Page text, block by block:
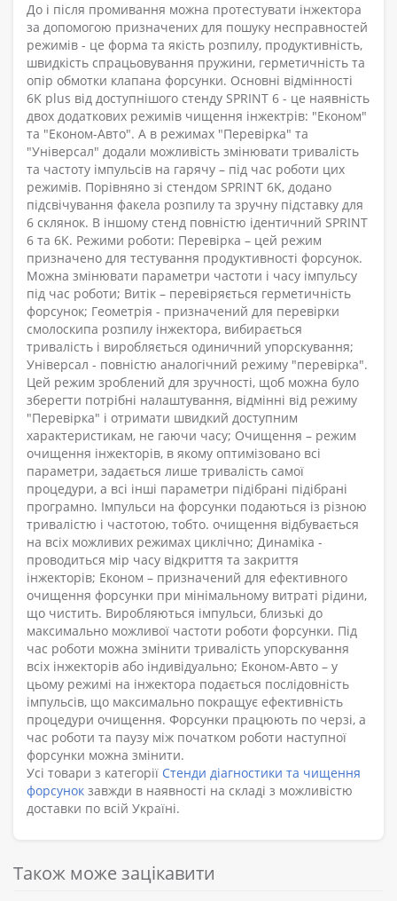
До і після промивання можна протестувати інжектора
за допомогою призначених для пошуку несправностей
режимів - це форма та якість розпилу, продуктивність,
швидкість спрацьовування пружини, герметичність та
опір обмотки клапана форсунки. Основні відмінності
6K plus від доступнішого стенду SPRINT 6 - це наявність
двох додаткових режимів чищення інжектрів: "Економ"
та "Економ-Авто". А в режимах "Перевірка" та
"Універсал" додали можливість змінювати тривалість
та частоту імпульсів на гарячу – під час роботи цих
режимів. Порівняно зі стендом SPRINT 6K, додано
підсвічування факела розпилу та зручну підставку для
6 склянок. В іншому стенд повністю ідентичний SPRINT
6 та 6K. Режими роботи: Перевірка – цей режим
призначено для тестування продуктивності форсунок.
Можна змінювати параметри частоти і часу імпульсу
під час роботи; Витік – перевіряється герметичність
форсунок; Геометрія - призначений для перевірки
смолоскипа розпилу інжектора, вибирається
тривалість і виробляється одиничний упорскування;
Універсал - повністю аналогічний режиму "перевірка".
Цей режим зроблений для зручності, щоб можна було
зберегти потрібні налаштування, відмінні від режиму
"Перевірка" і отримати швидкий доступним
характеристикам, не гаючи часу; Очищення – режим
очищення інжекторів, в якому оптимізовано всі
параметри, задається лише тривалість самої
процедури, а всі інші параметри підібрані підібрані
програмно. Імпульси на форсунки подаються із різною
тривалістю і частотою, тобто. очищення відбувається
на всіх можливих режимах циклічно; Динаміка -
проводиться мір часу відкриття та закриття
інжекторів; Економ – призначений для ефективного
очищення форсунки при мінімальному витраті рідини,
що чистить. Виробляються імпульси, близькі до
максимально можливої частоти роботи форсунки. Під
час роботи можна змінити тривалість упорскування
всіх інжекторів або індивідуально; Економ-Авто – у
цьому режимі на інжектора подається послідовність
імпульсів, що максимально покращує ефективність
процедури очищення. Форсунки працюють по черзі, а
час роботи та паузу між початком роботи наступної
форсунки можна змінити.
Усі товари з категорії Стенди діагностики та чищення
форсунок завжди в наявності на складі з можливістю
доставки по всій Україні.
Також може зацікавити